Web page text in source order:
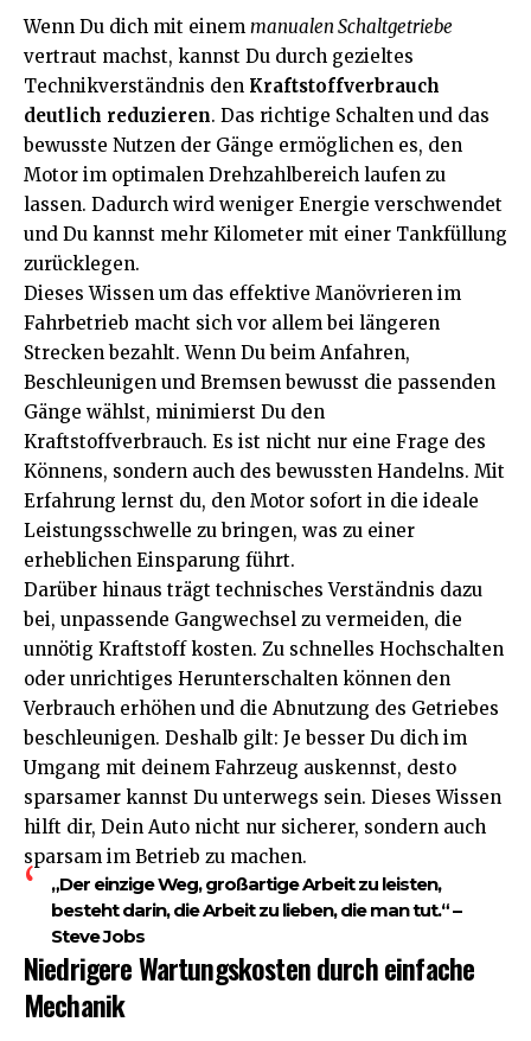
Wenn Du dich mit einem manualen Schaltgetriebe
vertraut machst, kannst Du durch gezieltes
Technikverständnis den Kraftstoffverbrauch
deutlich reduzieren. Das richtige Schalten und das
bewusste Nutzen der Gänge ermöglichen es, den
Motor im optimalen Drehzahlbereich laufen zu
lassen. Dadurch wird weniger Energie verschwendet
und Du kannst mehr Kilometer mit einer Tankfüllung
zurücklegen.
Dieses Wissen um das effektive Manövrieren im
Fahrbetrieb macht sich vor allem bei längeren
Strecken bezahlt. Wenn Du beim Anfahren,
Beschleunigen und Bremsen bewusst die passenden
Gänge wählst, minimierst Du den
Kraftstoffverbrauch. Es ist nicht nur eine Frage des
Könnens, sondern auch des bewussten Handelns. Mit
Erfahrung lernst du, den Motor sofort in die ideale
Leistungsschwelle zu bringen, was zu einer
erheblichen Einsparung führt.
Darüber hinaus trägt technisches Verständnis dazu
bei, unpassende Gangwechsel zu vermeiden, die
unnötig Kraftstoff kosten. Zu schnelles Hochschalten
oder unrichtiges Herunterschalten können den
Verbrauch erhöhen und die Abnutzung des Getriebes
beschleunigen. Deshalb gilt: Je besser Du dich im
Umgang mit deinem Fahrzeug auskennst, desto
sparsamer kannst Du unterwegs sein. Dieses Wissen
hilft dir, Dein Auto nicht nur sicherer, sondern auch
sparsam im Betrieb zu machen.
„Der einzige Weg, großartige Arbeit zu leisten,
besteht darin, die Arbeit zu lieben, die man tut.“ –
Steve Jobs
Niedrigere Wartungskosten durch einfache
Mechanik